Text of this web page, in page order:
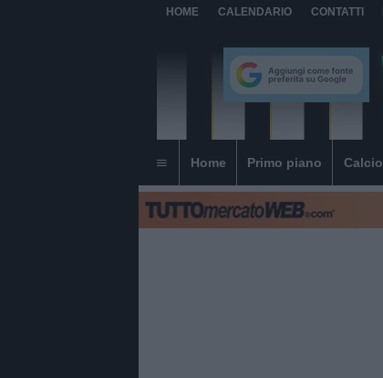
HOME CALENDARIO CONTATTI
Home Primo piano